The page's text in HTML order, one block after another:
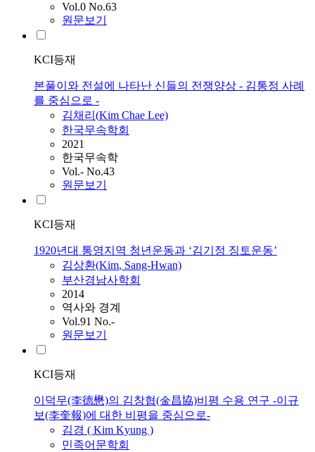
Vol.0 No.63
원문보기
KCI등재
본풀이와 전설에 나타난 신들의 전쟁양상 - 김통정 사례
를 중심으로 -
김채리(Kim Chae Lee)
한국무속학회
2021
한국무속학
Vol.- No.43
원문보기
KCI등재
1920년대 통영지역 청년운동과 ‘김기정 징토운동’
김상환(Kim, Sang-Hwan)
부산경남사학회
2014
역사와 경계
Vol.91 No.-
원문보기
KCI등재
이덕무(李德懋)의 김창협(金昌協)비평 수용 연구 -이규
보(李奎報)에 대한 비평을 중심으로-
김경 ( Kim Kyung )
민족어문학회